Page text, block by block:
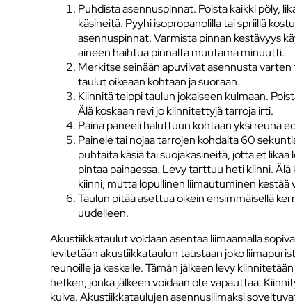
Puhdista asennuspinnat. Poista kaikki pöly,
käsineitä. Pyyhi isopropanolilla tai spriillä
asennuspinnat. Varmista pinnan kestävyys
aineen haihtua pinnalta muutama minuutti.
Merkitse seinään apuviivat asennusta
taulut oikeaan kohtaan ja suoraan.
Kiinnitä teippi taulun jokaiseen kulmaan.
Älä koskaan revi jo kiinnitettyjä tarroja irti.
Paina paneeli haluttuun kohtaan yksi reuna
Painele tai nojaa tarrojen kohdalta 60
puhtaita käsiä tai suojakasineitä, jotta et
pintaa painaessa. Levy tarttuu heti kiinni.
kiinni, mutta lopullinen liimautuminen kestää
Taulun pitää asettua oikein ensimmäisellä
uudelleen.
Akustiikkataulut voidaan asentaa liimaamalla
levitetään akustiikkataulun taustaan joko
reunoille ja keskelle. Tämän jälkeen levy
hetken, jonka jälkeen voidaan ote vapauttaa.
kuiva. Akustiikkataulujen asennusliimaksi